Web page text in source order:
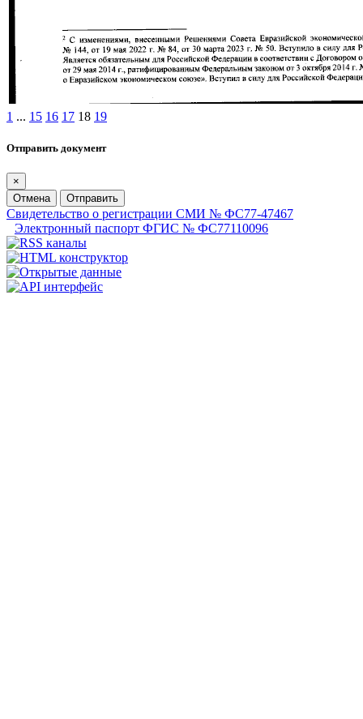
1 ... 15 16 17 18 19
Отправить документ
×
Отмена
Отправить
Свидетельство о регистрации СМИ № ФС77-47467
Электронный паспорт ФГИС № ФС77110096